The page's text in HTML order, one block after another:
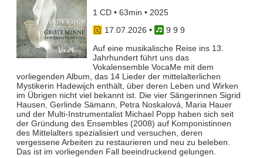
1 CD • 63min • 2025
17.07.2026 •
9 9 9
Auf eine musikalische Reise ins 13.
Jahrhundert führt uns das
Vokalensemble VocaMe mit dem
vorliegenden Album, das 14 Lieder der mittelalterlichen
Mystikerin Hadewijch enthält, über deren Leben und Wirken
im Übrigen nicht viel bekannt ist. Die vier Sängerinnen Sigrid
Hausen, Gerlinde Sämann, Petra Noskalová, Maria Hauer
und der Multi-Instrumentalist Michael Popp haben sich seit
der Gründung des Ensembles (2008) auf Komponistinnen
des Mittelalters spezialisiert und versuchen, deren
vergessene Arbeiten zu restaurieren und neu zu beleben.
Das ist im vorliegenden Fall beeindruckend gelungen.